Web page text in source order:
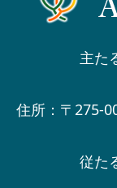
主た
住所：〒275-
従た